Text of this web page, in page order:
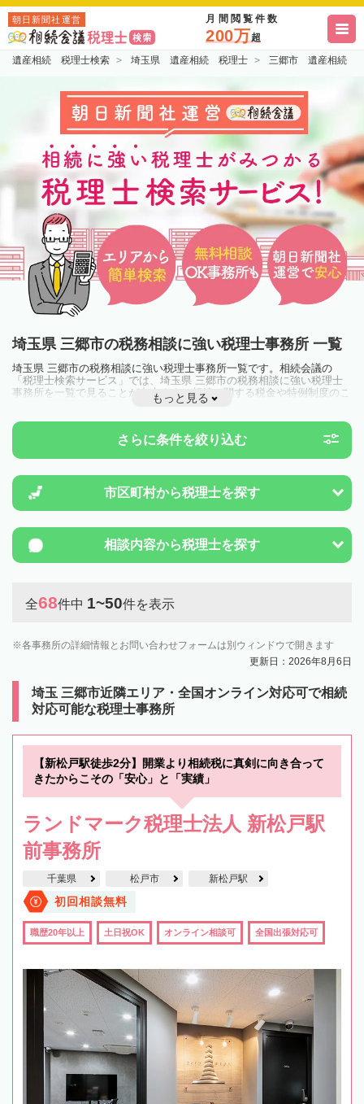
朝日新聞社運営 月間閲覧件数
200万超
遺産相続 税理士検索 埼玉県 遺産相続 税理士 三郷市 遺産相続
埼玉県 三郷市の税務相談に強い税理士事務所 一覧
埼玉県 三郷市の税務相談に強い税理士事務所一覧です。相続会議の
「税理士検索サービス」では、埼玉県 三郷市の税務相談に強い税理士
事務所を一覧で見ることが出来ます。相続に関する税金や特例制度のこ
とは一度近隣の税理士に相談してみましょう。
もっと見る
さらに条件を絞り込む
市区町村から税理士を探す
相談内容から税理士を探す
全68件中 1~50件を表示
各事務所の詳細情報とお問い合わせフォームは別ウィンドウで開きます
更新日：2026年8月6日
埼玉 三郷市近隣エリア・全国オンライン対応可で相続
対応可能な税理士事務所
【新松戸駅徒歩2分】開業より相続税に真剣に向き合って
きたからこその「安心」と「実績」
ランドマーク税理士法人 新松戸駅
前事務所
千葉県 松戸市 新松戸駅
初回相談無料
職歴20年以上 土日祝OK オンライン相談可 全国出張対応可